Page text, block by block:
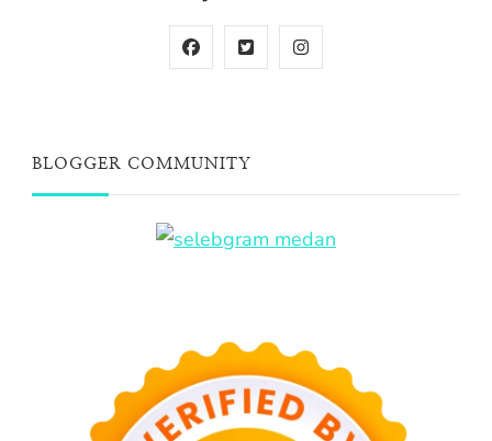
BLOGGER COMMUNITY